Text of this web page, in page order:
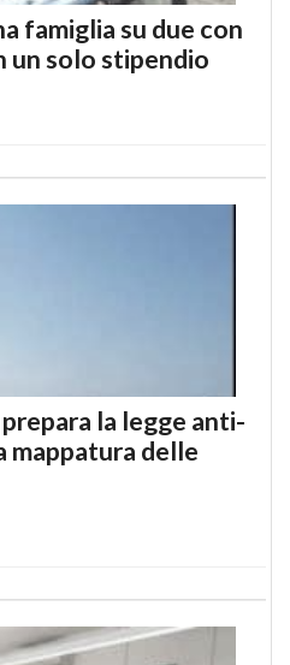
famiglia su due con
un solo stipendio
la legge anti-
mappatura delle